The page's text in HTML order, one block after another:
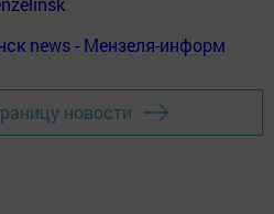
news - Мензеля-информ
новости